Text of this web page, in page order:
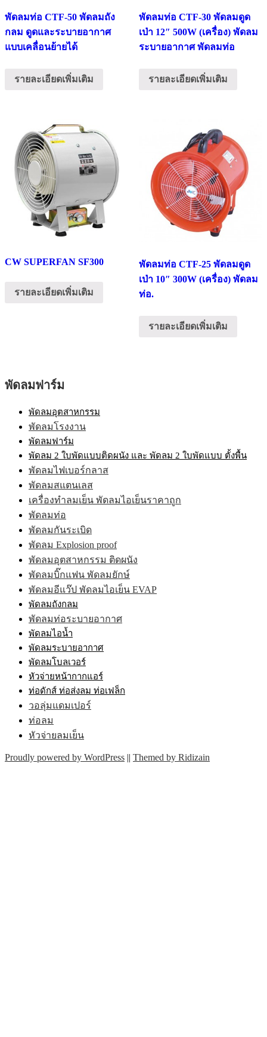
พัดลมท่อ CTF-50 พัดลมถัง
กลม ดูดและระบายอากาศ
แบบเคลื่อนย้ายได้
รายละเอียดเพิ่มเติม
พัดลมท่อ CTF-30 พัดลมดูด
เป่า 12″ 500W (เครื่อง) พัดลม
ระบายอากาศ พัดลมท่อ
รายละเอียดเพิ่มเติม
CW SUPERFAN SF300
รายละเอียดเพิ่มเติม
พัดลมท่อ CTF-25 พัดลมดูด
เป่า 10″ 300W (เครื่อง) พัดลม
ท่อ.
รายละเอียดเพิ่มเติม
พัดลมฟาร์ม
พัดลมอุตสาหกรรม
พัดลมโรงงาน
พัดลมฟาร์ม
พัดลม 2 ใบพัดแบบติดผนัง และ พัดลม 2 ใบพัดแบบ ตั้งพื้น
พัดลมไฟเบอร์กลาส
พัดลมสแตนเลส
เครื่องทำลมเย็น พัดลมไอเย็นราคาถูก
พัดลมท่อ
พัดลมกันระเบิด
พัดลม Explosion proof
พัดลมอุตสาหกรรม ติดผนัง
พัดลมบิ๊กแฟน พัดลมยักษ์
พัดลมอีแว๊ป พัดลมไอเย็น EVAP
พัดลมถังกลม
พัดลมท่อระบายอากาศ
พัดลมไอน้ำ
พัดลมระบายอากาศ
พัดลมโบลเวอร์
หัวจ่ายหน้ากากแอร์
ท่อดักส์ ท่อส่งลม ท่อเฟล็ก
วอลุ่มแดมเปอร์
ท่อลม
หัวจ่ายลมเย็น
Proudly powered by WordPress || Themed by Ridizain